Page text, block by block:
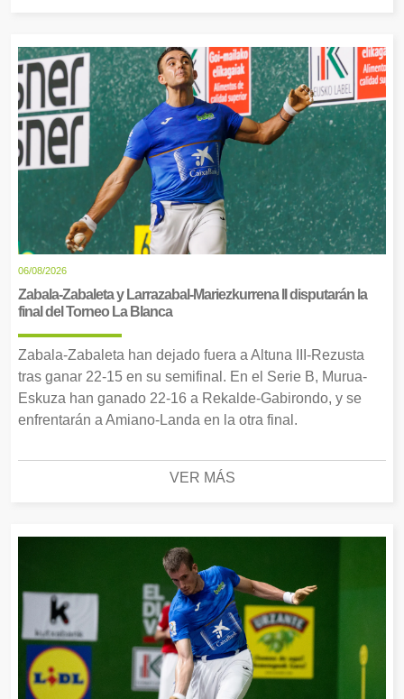
06/08/2026
Zabala-Zabaleta y Larrazabal-Mariezkurrena II disputarán la
final del Torneo La Blanca
Zabala-Zabaleta han dejado fuera a Altuna III-Rezusta
tras ganar 22-15 en su semifinal. En el Serie B, Murua-
Eskuza han ganado 22-16 a Rekalde-Gabirondo, y se
enfrentarán a Amiano-Landa en la otra final.
VER MÁS